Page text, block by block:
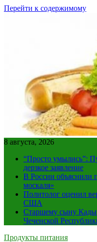
Перейти к содержимому
8 августа, 2026
“Просто умылись”:
дерзкое заявление
В России объяснили
москаля»
Политолог оценил
США
Старшему сыну
Чеченской
Продукты питания